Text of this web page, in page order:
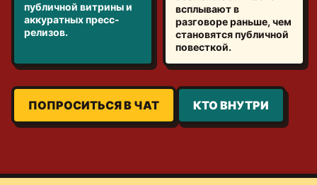
публичной витрины и
аккуратных пресс-
релизов.
всплывают в
разговоре раньше, чем
становятся публичной
повесткой.
ПОПРОСИТЬСЯ В ЧАТ КТО ВНУТРИ